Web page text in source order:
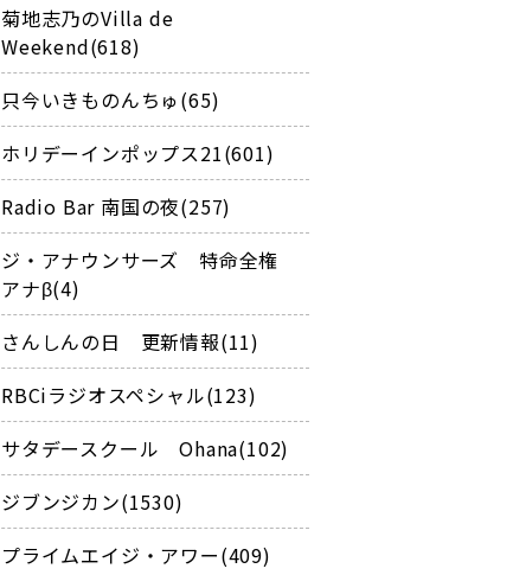
菊地志乃のVilla de
Weekend(618)
只今いきものんちゅ(65)
ホリデーインポップス21(601)
Radio Bar 南国の夜(257)
ジ・アナウンサーズ 特命全権
アナβ(4)
さんしんの日 更新情報(11)
RBCiラジオスペシャル(123)
サタデースクール Ohana(102)
ジブンジカン(1530)
プライムエイジ・アワー(409)